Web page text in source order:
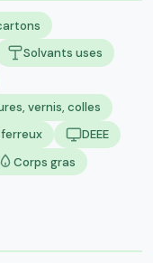
Solvants uses
vernis, colles
DEEE
Corps gras